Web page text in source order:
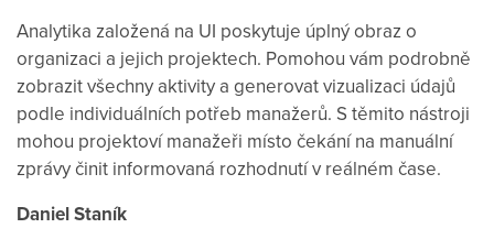
Analytika založená na UI poskytuje úplný obraz o
organizaci a jejich projektech. Pomohou vám podrobně
zobrazit všechny aktivity a generovat vizualizaci údajů
podle individuálních potřeb manažerů. S těmito nástroji
mohou projektoví manažeři místo čekání na manuální
zprávy činit informovaná rozhodnutí v reálném čase.
Daniel Staník